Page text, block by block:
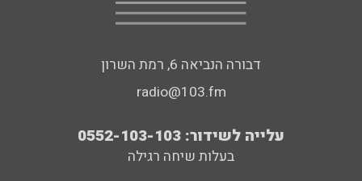
דבורה הנביאה 6, רמת השרון
radio@103.fm
עלייה לשידור: 0552-103-103
בעלות שיחה רגילה